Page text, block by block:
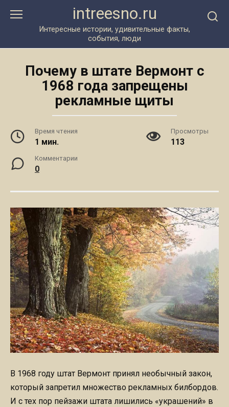
intreesno.ru
Интересные истории, удивительные факты,
события, люди
Почему в штате Вермонт с
1968 года запрещены
рекламные щиты
Время чтения
1 мин.
Просмотры
113
Комментарии
0
В 1968 году штат Вермонт принял необычный закон,
который запретил множество рекламных билбордов.
И с тех пор пейзажи штата лишились «украшений» в